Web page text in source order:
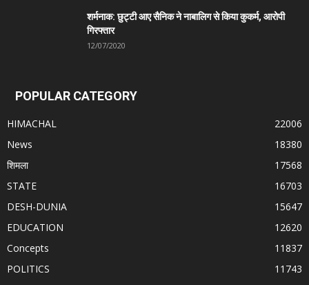
शर्मनाक: छुट्टी आए सैनिक ने नाबालिग से किया कुकर्म, आरोपी
गिरफ्तार
12/07/2020
POPULAR CATEGORY
HIMACHAL
22006
News
18380
शिमला
17568
STATE
16703
DESH-DUNIA
15647
EDUCATION
12620
Concepts
11837
POLITICS
11743